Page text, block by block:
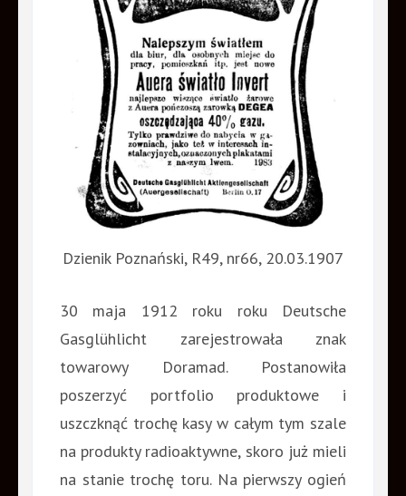
Dzienik Poznański, R49, nr66, 20.03.1907
30 maja 1912 roku roku Deutsche
Gasglühlicht zarejestrowała znak
towarowy Doramad. Postanowiła
poszerzyć portfolio produktowe i
uszczknąć trochę kasy w całym tym szale
na produkty radioaktywne, skoro już mieli
na stanie trochę toru. Na pierwszy ogień